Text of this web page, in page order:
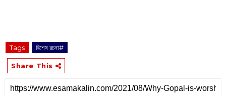
Tags বিশেষ রচনা#
Share This